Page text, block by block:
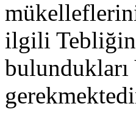
ilgili Tebliğin